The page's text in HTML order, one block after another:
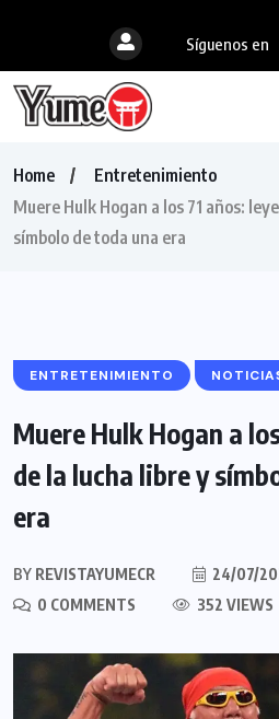
Síguenos en
Home
Entretenimiento
Muere Hulk Hogan a los 71 años:
símbolo de toda una era
ENTRETENIMIENTO
Muere Hulk Hogan a
de la lucha libre y
era
BY REVISTAYUMECR
24/07/
0 COMMENTS
352 VIEWS